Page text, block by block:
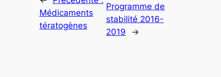
Médicaments
tératogènes
Programme de
stabilité 2016-
2019
→